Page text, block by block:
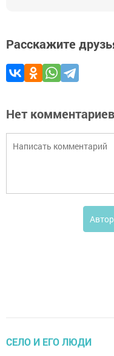
Расскажите
Нет комментариев
СЕЛО И ЕГО ЛЮДИ